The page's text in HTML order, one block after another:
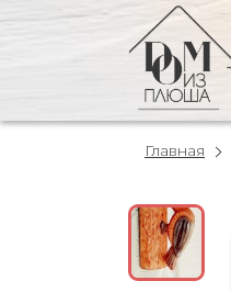
Главная